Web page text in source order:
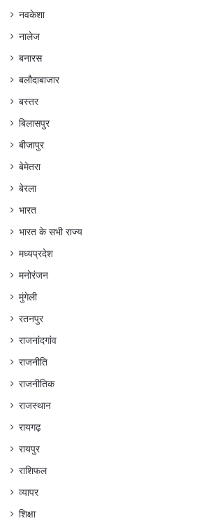
नवकेशा
नालेज
बनारस
बलौदाबाजार
बस्तर
बिलासपुर
बीजापुर
बेमेतरा
बेरला
भारत
भारत के सभी राज्य
मध्यप्रदेश
मनोरंजन
मुंगेली
रतनपुर
राजनांदगांव
राजनीति
राजनीतिक
राजस्थान
रायगढ़
रायपुर
राशिफल
व्यापर
शिक्षा